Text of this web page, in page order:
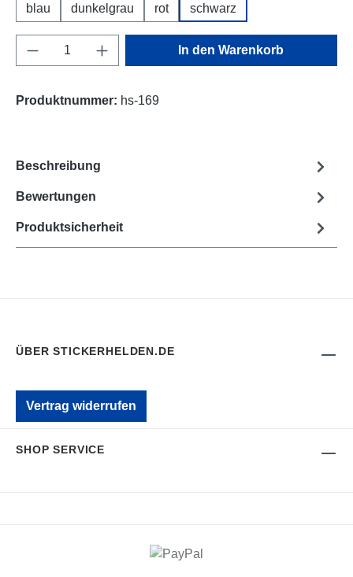
blau dunkelgrau rot schwarz
Produkt Anzahl: Gib den gewünschten
In den Warenkorb
Produktnummer: hs-169
Beschreibung
Bewertungen
Produktsicherheit
ÜBER STICKERHELDEN.DE
Vertrag widerrufen
SHOP SERVICE